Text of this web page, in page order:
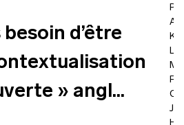
besoin d’être
» angl...